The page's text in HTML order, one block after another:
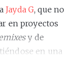
Jayda G, que no
en proyectos
y de
en una